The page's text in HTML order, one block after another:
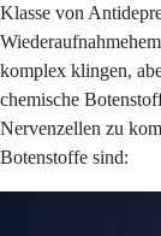
Klasse von
komplex klingen,
chemische
Nervenzellen zu
Botenstoffe sind: